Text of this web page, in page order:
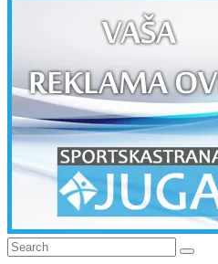
Search
for:
Search